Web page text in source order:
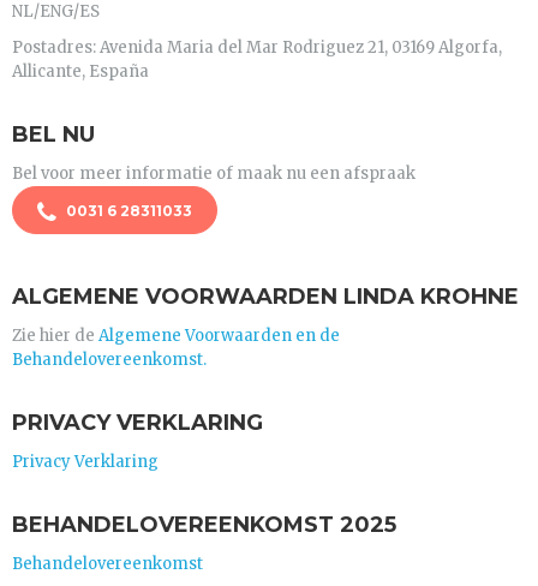
NL/ENG/ES
Postadres: Avenida Maria del Mar Rodriguez 21, 03169 Algorfa,
Allicante, España
BEL NU
Bel voor meer informatie of maak nu een afspraak
0031 6 28311033
ALGEMENE VOORWAARDEN LINDA KROHNE
Zie hier de Algemene Voorwaarden en de
Behandelovereenkomst.
PRIVACY VERKLARING
Privacy Verklaring
BEHANDELOVEREENKOMST 2025
Behandelovereenkomst